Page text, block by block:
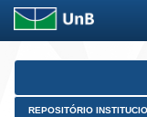
Skip
REPOSITÓRIO